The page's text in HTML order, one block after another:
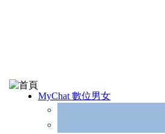
MyChat 數位男女